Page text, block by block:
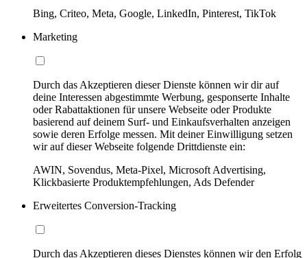
Bing, Criteo, Meta, Google, LinkedIn, Pinterest, TikTok
Marketing
Durch das Akzeptieren dieser Dienste können wir dir auf
deine Interessen abgestimmte Werbung, gesponserte Inhalte
oder Rabattaktionen für unsere Webseite oder Produkte
basierend auf deinem Surf- und Einkaufsverhalten anzeigen
sowie deren Erfolge messen. Mit deiner Einwilligung setzen
wir auf dieser Webseite folgende Drittdienste ein:
AWIN, Sovendus, Meta-Pixel, Microsoft Advertising,
Klickbasierte Produktempfehlungen, Ads Defender
Erweitertes Conversion-Tracking
Durch das Akzeptieren dieses Dienstes können wir den Erfolg